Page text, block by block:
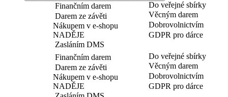
Finančním darem
Darem ze závěti
Nákupem v e-shopu
NADĚJE
Zasláním DMS
Do veřejné sbírky
Věcným darem
Dobrovolnictvím
GDPR pro dárce
Finančním darem
Darem ze závěti
Nákupem v e-shopu
NADĚJE
Do veřejné sbírky
Věcným darem
Dobrovolnictvím
GDPR pro dárce